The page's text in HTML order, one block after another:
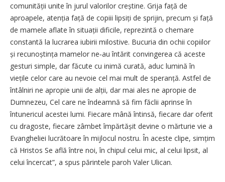
comunității unite în jurul valorilor creștine. Grija față de
aproapele, atenția față de copiii lipsiți de sprijin, precum și față
de mamele aflate în situații dificile, reprezintă o chemare
constantă la lucrarea iubirii milostive. Bucuria din ochii copiilor
și recunoștința mamelor ne‑au întărit convingerea că aceste
gesturi simple, dar făcute cu inimă curată, aduc lumină în
viețile celor care au nevoie cel mai mult de speranță. Astfel de
întâlniri ne apropie unii de alții, dar mai ales ne apropie de
Dumnezeu, Cel care ne îndeamnă să fim făclii aprinse în
întunericul acestei lumi. Fiecare mână întinsă, fiecare dar oferit
cu dragoste, fiecare zâmbet împărtășit devine o mărturie vie a
Evangheliei lucrătoare în mijlocul nostru. În aceste clipe, simțim
că Hristos Se află între noi, în chipul celui mic, al celui lipsit, al
celui încercat”, a spus părintele paroh Valer Ulican.